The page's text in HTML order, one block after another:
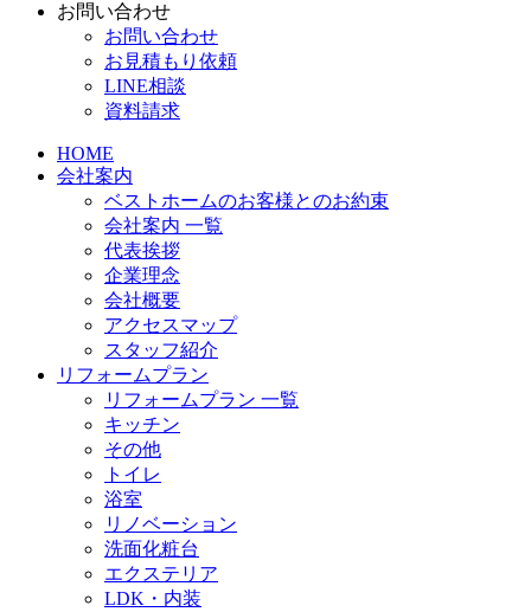
お問い合わせ
お問い合わせ
お見積もり依頼
LINE相談
資料請求
HOME
会社案内
ベストホームのお客様とのお約束
会社案内 一覧
代表挨拶
企業理念
会社概要
アクセスマップ
スタッフ紹介
リフォームプラン
リフォームプラン 一覧
キッチン
その他
トイレ
浴室
リノベーション
洗面化粧台
エクステリア
LDK・内装